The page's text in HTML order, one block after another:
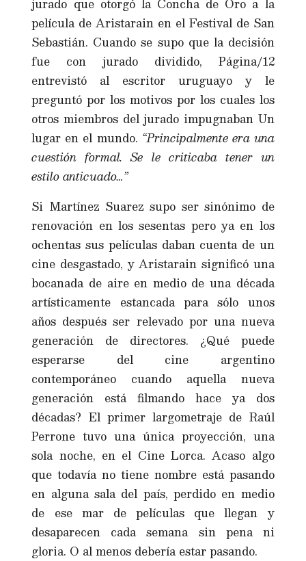
película de Aristarain en el Festival de San
Sebastián. Cuando se supo que la decisión
fue con jurado dividido, Página/12
entrevistó al escritor uruguayo y le
preguntó por los motivos por los cuales los
otros miembros del jurado impugnaban Un
lugar en el mundo. “Principalmente era una
cuestión formal. Se le criticaba tener un
estilo anticuado…”
Si Martínez Suarez supo ser sinónimo de
renovación en los sesentas pero ya en los
ochentas sus películas daban cuenta de un
cine desgastado, y Aristarain significó una
bocanada de aire en medio de una década
artísticamente estancada para sólo unos
años después ser relevado por una nueva
generación de directores. ¿Qué puede
esperarse del cine argentino
contemporáneo cuando aquella nueva
generación está filmando hace ya dos
décadas? El primer largometraje de Raúl
Perrone tuvo una única proyección, una
sola noche, en el Cine Lorca. Acaso algo
que todavía no tiene nombre está pasando
en alguna sala del país, perdido en medio
de ese mar de películas que llegan y
desaparecen cada semana sin pena ni
gloria. O al menos debería estar pasando.